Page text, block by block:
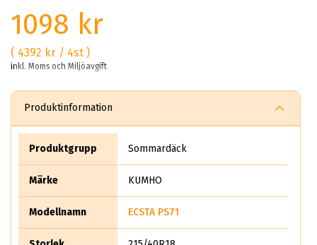
1098 kr
( 4392 kr / 4st )
inkl. Moms och Miljöavgift
Produktinformation
Produktgrupp Sommardäck
Märke KUMHO
Modellnamn ECSTA PS71